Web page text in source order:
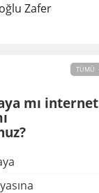
Zafer
TÜMÜ
mı internet